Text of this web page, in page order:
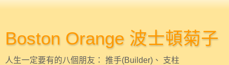
Boston Orange 波士頓菊子
人生一定要有的八個朋友： 推手(Builder)、 支柱